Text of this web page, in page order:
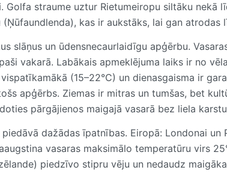
Golfa straume uztur Rietumeiropu siltāku nekā
kas ir aukstāks, lai gan atrodas
slāņus un ūdensnecaurlaidīgu apģērbu.
vakarā. Labākais apmeklējuma laiks ir no
(15–22°C) un dienasgaisma ir
apģērbs. Ziemas ir mitras un tumšas, bet
pārgājienos maigajā vasarā bez liela
dažādas īpatnības. Eiropā: Londonai
vasaras maksimālo temperatūru virs
piedzīvo stipru vēju un nedaudz